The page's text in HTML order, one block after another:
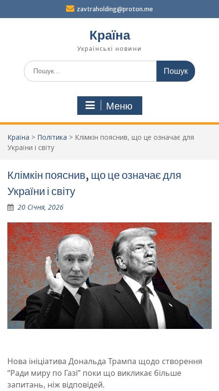
zavtraholding@proton.me
Країна
Українські новини
Шукати:
Меню
Країна > Політика > Клімкін пояснив, що це означає для
України і світу
Клімкін пояснив, що це означає для
України і світу
20 Січня, 2026
Нова ініціатива Дональда Трампа щодо створення
“Ради миру по Газі” поки що викликає більше
запитань, ніж відповідей.